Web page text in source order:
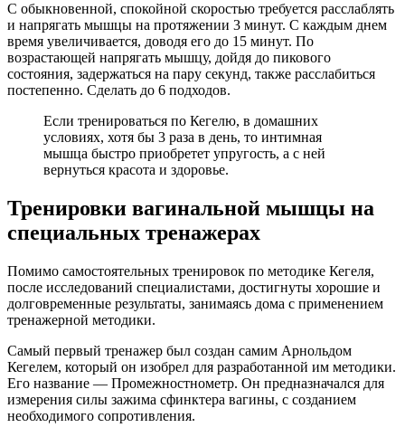
С обыкновенной, спокойной скоростью требуется расслаблять
и напрягать мышцы на протяжении 3 минут. С каждым днем
время увеличивается, доводя его до 15 минут. По
возрастающей напрягать мышцу, дойдя до пикового
состояния, задержаться на пару секунд, также расслабиться
постепенно. Сделать до 6 подходов.
Если тренироваться по Кегелю, в домашних
условиях, хотя бы 3 раза в день, то интимная
мышца быстро приобретет упругость, а с ней
вернуться красота и здоровье.
Тренировки вагинальной мышцы на
специальных тренажерах
Помимо самостоятельных тренировок по методике Кегеля,
после исследований специалистами, достигнуты хорошие и
долговременные результаты, занимаясь дома с применением
тренажерной методики.
Самый первый тренажер был создан самим Арнольдом
Кегелем, который он изобрел для разработанной им методики.
Его название — Промежностнометр. Он предназначался для
измерения силы зажима сфинктера вагины, с созданием
необходимого сопротивления.